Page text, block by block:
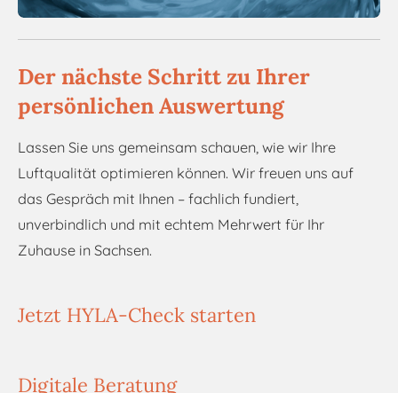
Der nächste Schritt zu Ihrer
persönlichen Auswertung
Lassen Sie uns gemeinsam schauen, wie wir Ihre
Luftqualität optimieren können. Wir freuen uns auf
das Gespräch mit Ihnen – fachlich fundiert,
unverbindlich und mit echtem Mehrwert für Ihr
Zuhause in Sachsen.
Jetzt HYLA-Check starten
Digitale Beratung